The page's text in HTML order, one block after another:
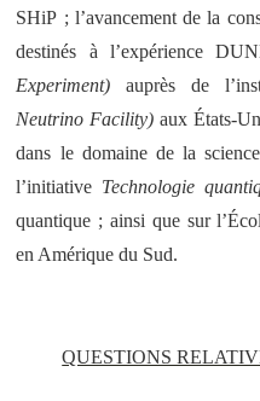
SHiP ; l’avancement de la
destinés à l’expérience
Experiment) auprès de
Neutrino Facility) aux États-
dans le domaine de la
l’initiative Technologie
quantique ; ainsi que sur
en Amérique du Sud.
QUESTIONS